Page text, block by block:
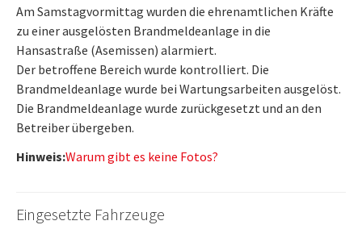
Am Samstagvormittag wurden die ehrenamtlichen Kräfte
zu einer ausgelösten Brandmeldeanlage in die
Hansastraße (Asemissen) alarmiert.
Der betroffene Bereich wurde kontrolliert. Die
Brandmeldeanlage wurde bei Wartungsarbeiten ausgelöst.
Die Brandmeldeanlage wurde zurückgesetzt und an den
Betreiber übergeben.
Hinweis:Warum gibt es keine Fotos?
Eingesetzte Fahrzeuge